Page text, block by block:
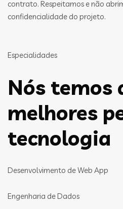
contrato. Respeitamos e não
confidencialidade do projeto.
Especialidades
Nós temos
melhores
tecnologia
Desenvolvimento de Web App
Engenharia de Dados